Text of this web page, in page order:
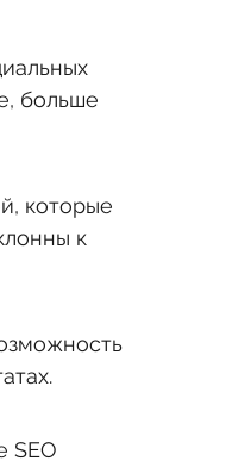
больше
которые
к
SEO